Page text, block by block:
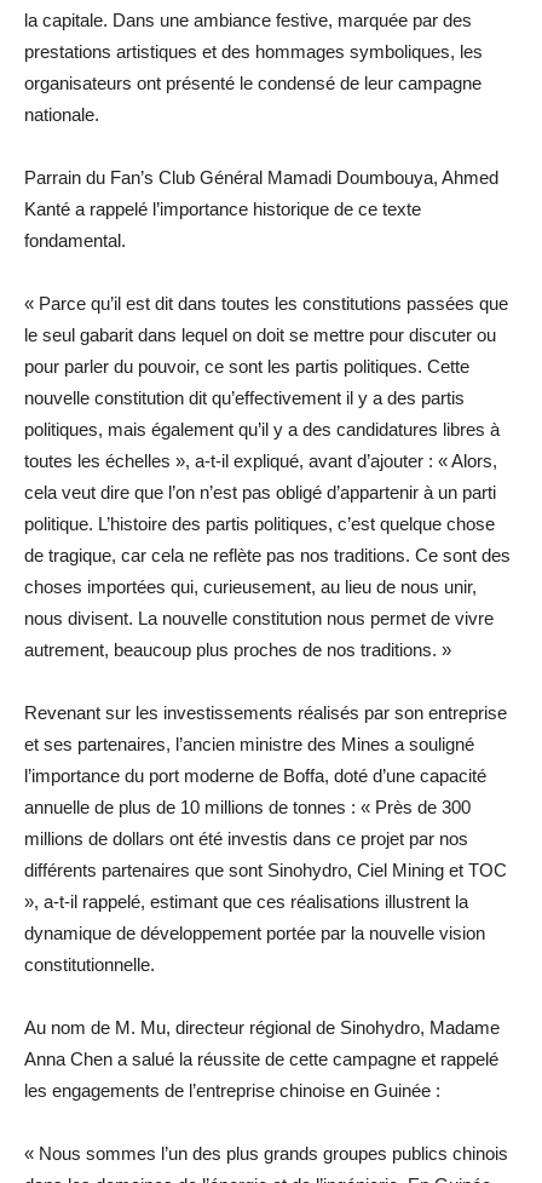
la capitale. Dans une ambiance festive, marquée par des
prestations artistiques et des hommages symboliques, les
organisateurs ont présenté le condensé de leur campagne
nationale.
Parrain du Fan’s Club Général Mamadi Doumbouya, Ahmed
Kanté a rappelé l’importance historique de ce texte
fondamental.
« Parce qu’il est dit dans toutes les constitutions passées que
le seul gabarit dans lequel on doit se mettre pour discuter ou
pour parler du pouvoir, ce sont les partis politiques. Cette
nouvelle constitution dit qu’effectivement il y a des partis
politiques, mais également qu’il y a des candidatures libres à
toutes les échelles », a-t-il expliqué, avant d’ajouter : « Alors,
cela veut dire que l’on n’est pas obligé d’appartenir à un parti
politique. L’histoire des partis politiques, c’est quelque chose
de tragique, car cela ne reflète pas nos traditions. Ce sont des
choses importées qui, curieusement, au lieu de nous unir,
nous divisent. La nouvelle constitution nous permet de vivre
autrement, beaucoup plus proches de nos traditions. »
Revenant sur les investissements réalisés par son entreprise
et ses partenaires, l’ancien ministre des Mines a souligné
l’importance du port moderne de Boffa, doté d’une capacité
annuelle de plus de 10 millions de tonnes : « Près de 300
millions de dollars ont été investis dans ce projet par nos
différents partenaires que sont Sinohydro, Ciel Mining et TOC
», a-t-il rappelé, estimant que ces réalisations illustrent la
dynamique de développement portée par la nouvelle vision
constitutionnelle.
Au nom de M. Mu, directeur régional de Sinohydro, Madame
Anna Chen a salué la réussite de cette campagne et rappelé
les engagements de l’entreprise chinoise en Guinée :
« Nous sommes l’un des plus grands groupes publics chinois